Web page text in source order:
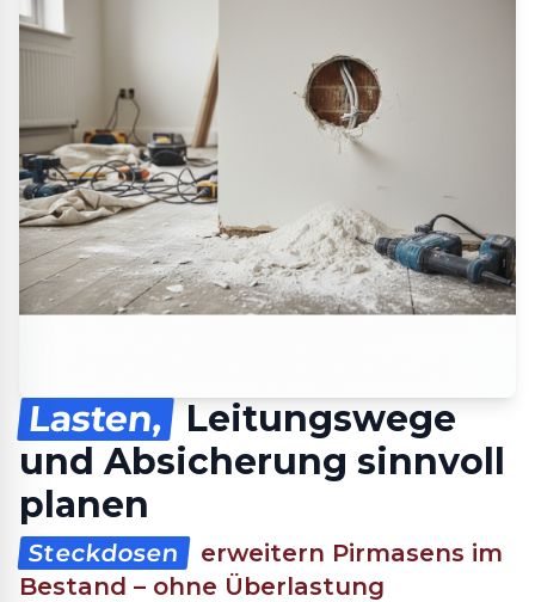
Lasten,
Leitungswege
und Absicherung sinnvoll
planen
Steckdosen
erweitern Pirmasens im
Bestand – ohne Überlastung